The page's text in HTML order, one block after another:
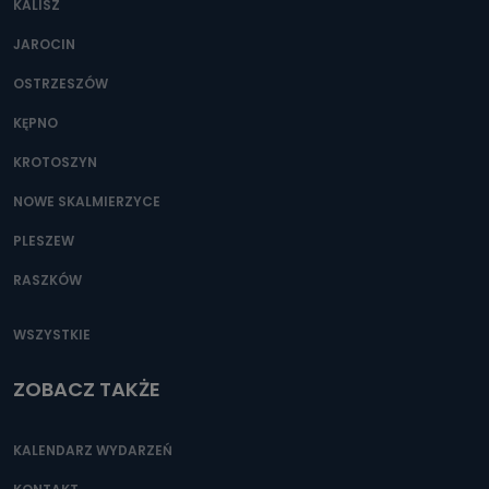
Można to zrobić pod numerem telefonu 62 735-51-05 lub
KALISZ
JAROCIN
OSTRZESZÓW
KĘPNO
KROTOSZYN
NOWE SKALMIERZYCE
PLESZEW
RASZKÓW
WSZYSTKIE
ZOBACZ TAKŻE
KALENDARZ WYDARZEŃ